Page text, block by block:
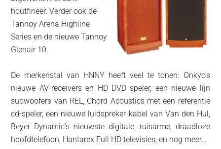
houtfineer. Verder ook de
Tannoy Arena Highline
Series en de nieuwe Tannoy
Glenair 10.
De merkenstal van HNNY heeft veel te tonen: Onkyo’s
nieuwe AV-receivers en HD DVD speler, een nieuwe lijn
subwoofers van REL, Chord Acoustics met een referentie
cd-speler, een nieuwe luidspreker kabel van Van den Hul,
Beyer Dynamic’s nieuwste digitale, ruisarme, draadloze
hoofdtelefoon, Hantarex Full HD televisies, en nog meer…